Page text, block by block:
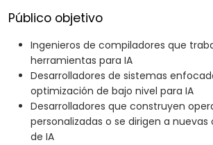
Público objetivo
Ingenieros de compiladores que
herramientas para IA
Desarrolladores de sistemas
optimización de bajo nivel para IA
Desarrolladores que construyen
personalizadas o se dirigen a
de IA